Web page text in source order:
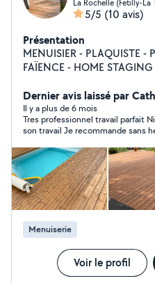
La Rochelle (Fetilly-La
5/5 (10 avis)
Présentation
MENUISIER - PLAQUISTE -
FAÏENCE - HOME
fonctionnel ? Que ce soit
rénovation,
immobilier, je suis à votre
sur mesure : Mes prestations : Menuiserie :
portes, fenêtres,
mesure. Plaquage : Cloisons, plafonds, isolations,
travaux en plaques de plâtre
Préparation des murs,
finitions soignées. Carrelage & faïence : Pose de sols et
murs en carrelage, faiences
et autres espaces.
Dernier avis laissé par
Il y a plus de 6 mois
Tres professionnel travail parfait Nicolas connait parfaitement
son travail Je recommande sans hésitation et n n'hésitez pas a
Menuiserie
Voir le profil